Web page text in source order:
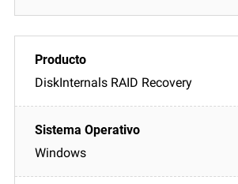
DiskInternals RAID Recovery
Windows